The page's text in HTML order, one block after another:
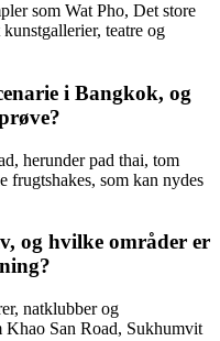
som Wat Pho, Det store
teatre og
i Bangkok, og
herunder pad thai, tom
frugtshakes, som kan nydes
og hvilke områder er
natklubber og
Khao San Road, Sukhumvit